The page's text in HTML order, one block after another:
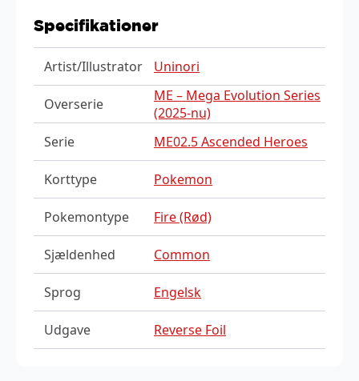
Specifikationer
Artist/Illustrator Uninori
Overserie
ME – Mega Evolution Series
(2025-nu)
Serie
ME02.5 Ascended Heroes
Korttype Pokemon
Pokemontype Fire (Rød)
Sjældenhed Common
Sprog Engelsk
Udgave Reverse Foil